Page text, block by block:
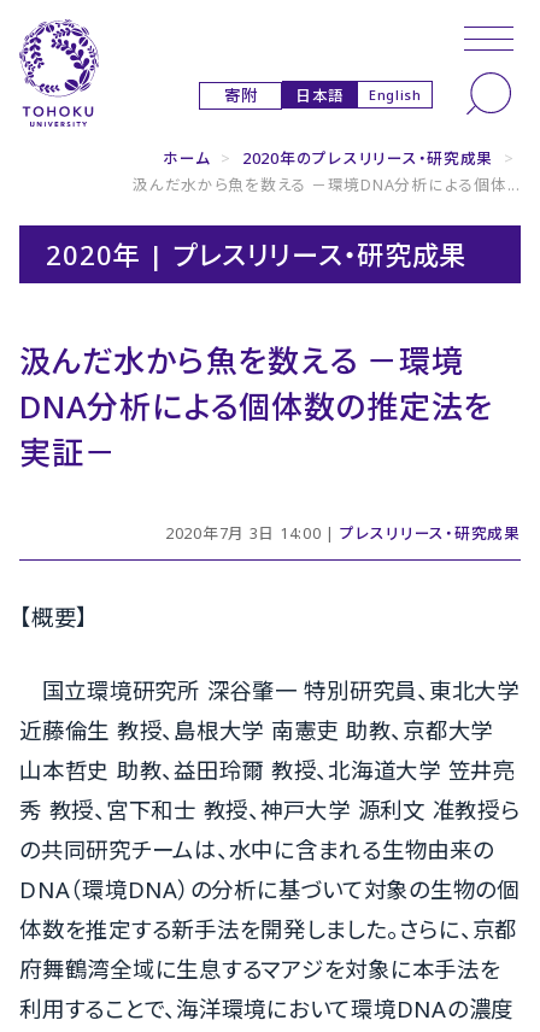
寄附 日本語 English
ホーム > 2020年のプレスリリース・研究成果
>
汲んだ水から魚を数える －環境DNA分析による個体...
2020年 | プレスリリース・研究成果
汲んだ水から魚を数える －環境
DNA分析による個体数の推定法を
実証－
2020年7月 3日 14:00 | プレスリリース・研究成果
【概要】
国立環境研究所 深谷肇一 特別研究員、東北大学
近藤倫生 教授、島根大学 南憲吏 助教、京都大学
山本哲史 助教、益田玲爾 教授、北海道大学 笠井亮
秀 教授、宮下和士 教授、神戸大学 源利文 准教授ら
の共同研究チームは、水中に含まれる生物由来の
DNA（環境DNA）の分析に基づいて対象の生物の個
体数を推定する新手法を開発しました。さらに、京都
府舞鶴湾全域に生息するマアジを対象に本手法を
利用することで、海洋環境において環境DNAの濃度